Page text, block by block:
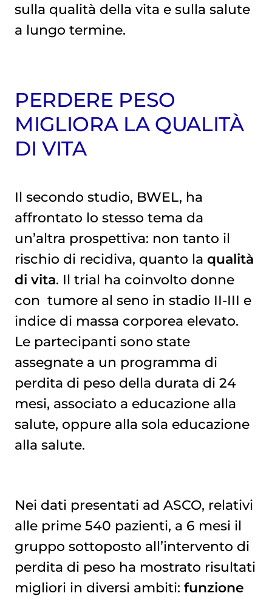
sulla qualità della vita e sulla salute
a lungo termine.
PERDERE PESO
MIGLIORA LA QUALITÀ
DI VITA
Il secondo studio, BWEL, ha
affrontato lo stesso tema da
un’altra prospettiva: non tanto il
rischio di recidiva, quanto la qualità
di vita. Il trial ha coinvolto donne
con tumore al seno in stadio II-III e
indice di massa corporea elevato.
Le partecipanti sono state
assegnate a un programma di
perdita di peso della durata di 24
mesi, associato a educazione alla
salute, oppure alla sola educazione
alla salute.
Nei dati presentati ad ASCO, relativi
alle prime 540 pazienti, a 6 mesi il
gruppo sottoposto all’intervento di
perdita di peso ha mostrato risultati
migliori in diversi ambiti: funzione